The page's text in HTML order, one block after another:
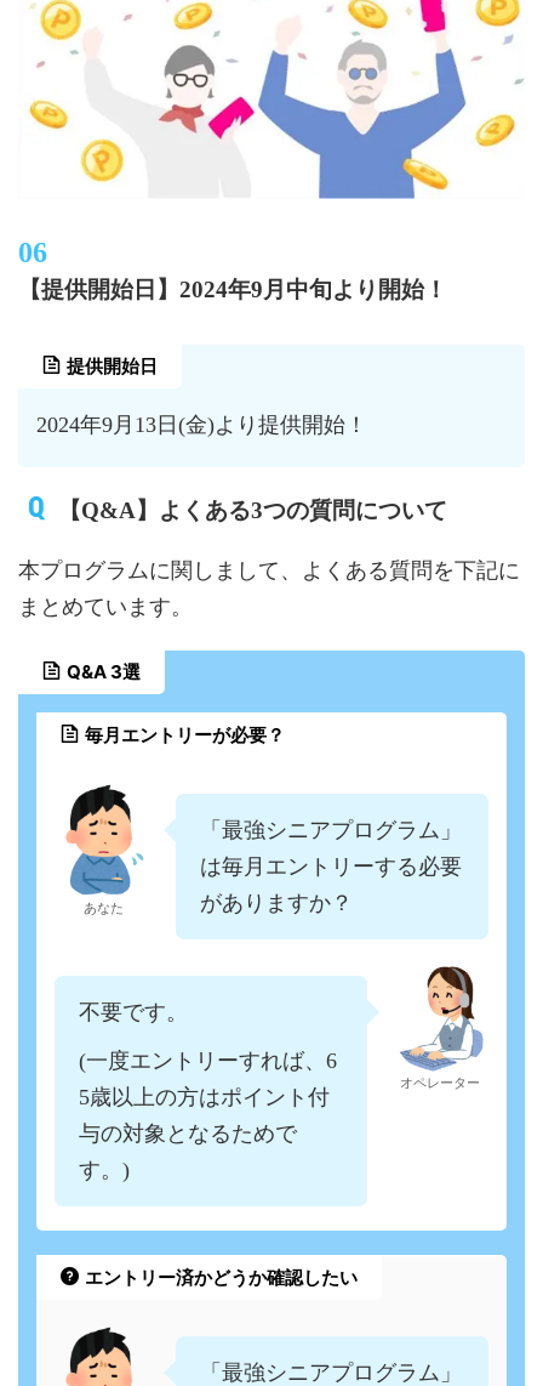
【提供開始日】2024年9月中旬より開始！
提供開始日
2024年9月13日(金)より提供開始！
【Q&A】よくある3つの質問について
本プログラムに関しまして、よくある質問を下記に
まとめています。
Q&A 3選
毎月エントリーが必要？
あなた
「最強シニアプログラム」
は毎月エントリーする必要
がありますか？
不要です。
(一度エントリーすれば、6
5歳以上の方はポイント付
与の対象となるためで
す。)
オペレーター
エントリー済かどうか確認したい
「最強シニアプログラム」